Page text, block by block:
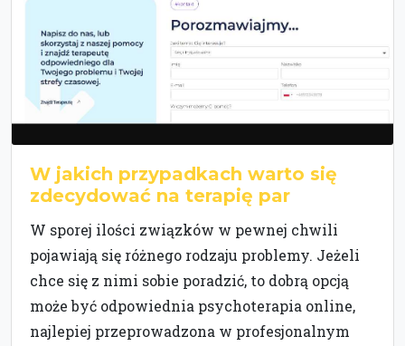
W jakich przypadkach warto się
zdecydować na terapię par
W sporej ilości związków w pewnej chwili
pojawiają się różnego rodzaju problemy. Jeżeli
chce się z nimi sobie poradzić, to dobrą opcją
może być odpowiednia psychoterapia online,
najlepiej przeprowadzona w profesjonalnym